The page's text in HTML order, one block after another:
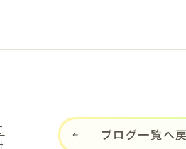
ブログ一覧へ